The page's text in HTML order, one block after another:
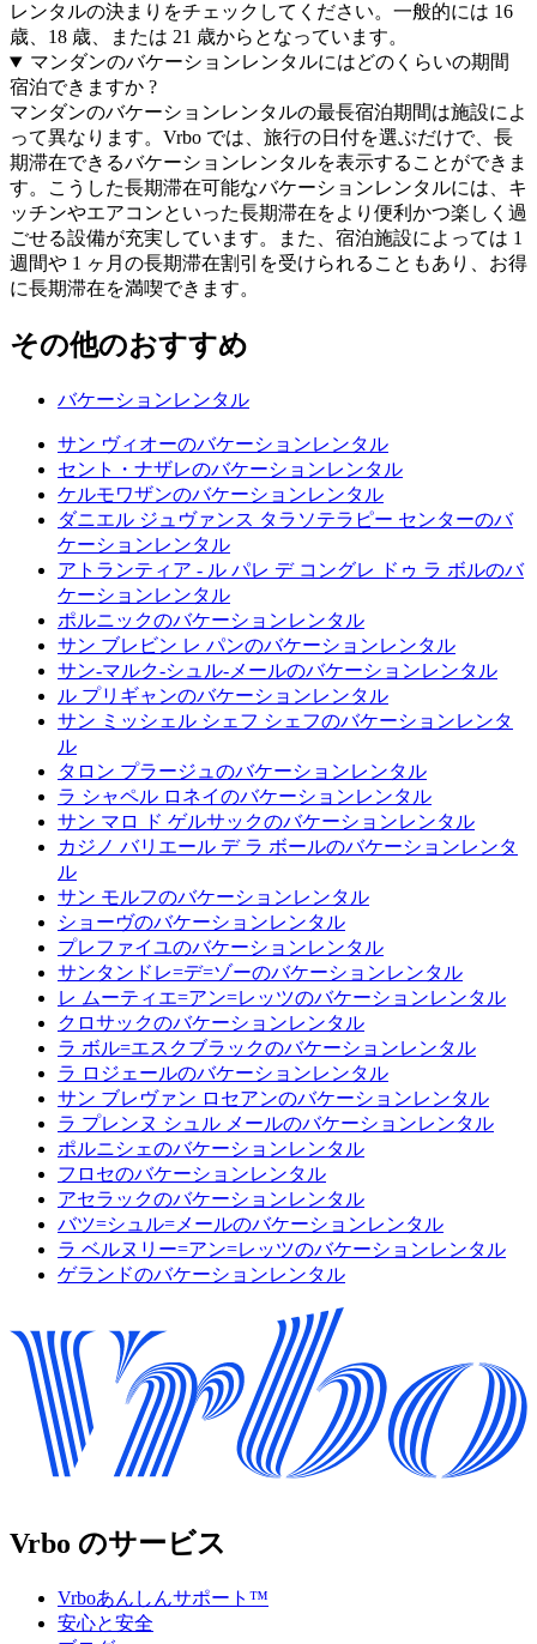
レンタルの決まりをチェックしてください。一般的には 16
歳、18 歳、または 21 歳からとなっています。
マンダンのバケーションレンタルにはどのくらいの期間
宿泊できますか ?
マンダンのバケーションレンタルの最長宿泊期間は施設によ
って異なります。Vrbo では、旅行の日付を選ぶだけで、長
期滞在できるバケーションレンタルを表示することができま
す。こうした長期滞在可能なバケーションレンタルには、キ
ッチンやエアコンといった長期滞在をより便利かつ楽しく過
ごせる設備が充実しています。また、宿泊施設によっては 1
週間や 1 ヶ月の長期滞在割引を受けられることもあり、お得
に長期滞在を満喫できます。
その他のおすすめ
バケーションレンタル
サン ヴィオーのバケーションレンタル
セント・ナザレのバケーションレンタル
ケルモワザンのバケーションレンタル
ダニエル ジュヴァンス タラソテラピー センターのバ
ケーションレンタル
アトランティア - ル パレ デ コングレ ドゥ ラ ボルのバ
ケーションレンタル
ポルニックのバケーションレンタル
サン ブレビン レ パンのバケーションレンタル
サン-マルク-シュル-メールのバケーションレンタル
ル プリギャンのバケーションレンタル
サン ミッシェル シェフ シェフのバケーションレンタ
ル
タロン プラージュのバケーションレンタル
ラ シャペル ロネイのバケーションレンタル
サン マロ ド ゲルサックのバケーションレンタル
カジノ バリエール デ ラ ボールのバケーションレンタ
ル
サン モルフのバケーションレンタル
ショーヴのバケーションレンタル
プレファイユのバケーションレンタル
サンタンドレ=デ=ゾーのバケーションレンタル
レ ムーティエ=アン=レッツのバケーションレンタル
クロサックのバケーションレンタル
ラ ボル=エスクブラックのバケーションレンタル
ラ ロジェールのバケーションレンタル
サン ブレヴァン ロセアンのバケーションレンタル
ラ プレンヌ シュル メールのバケーションレンタル
ポルニシェのバケーションレンタル
フロセのバケーションレンタル
アセラックのバケーションレンタル
バツ=シュル=メールのバケーションレンタル
ラ ベルヌリー=アン=レッツのバケーションレンタル
ゲランドのバケーションレンタル
Vrbo のサービス
Vrboあんしんサポート™
安心と安全